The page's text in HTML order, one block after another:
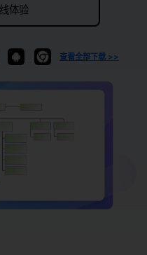
300624
体验
查看全部下载 >>